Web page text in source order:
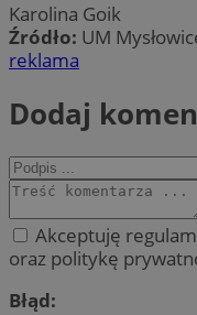
Karolina Goik
Źródło: UM
reklama
Dodaj
Akceptuję
oraz politykę
Błąd: